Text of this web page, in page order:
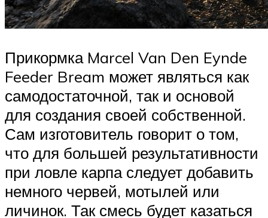
Прикормка Marcel Van Den Eynde
Feeder Bream может являться как
самодостаточной, так и основой
для создания своей собственной.
Сам изготовитель говорит о том,
что для большей результативности
при ловле карпа следует добавить
немного червей, мотылей или
личинок. Так смесь будет казаться